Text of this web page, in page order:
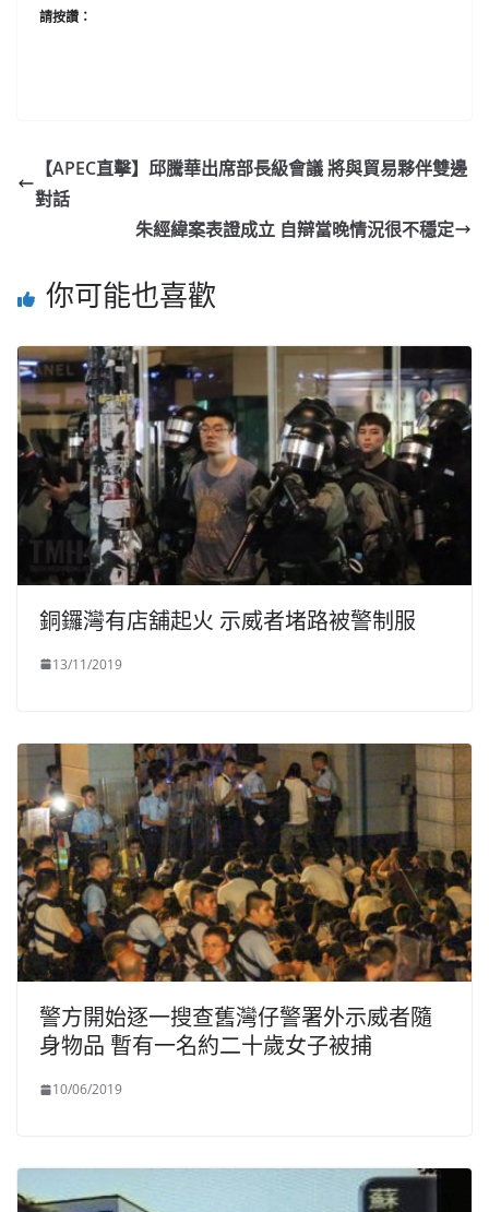
請按讚：
【APEC直擊】邱騰華出席部長級會議 將與貿易夥伴雙邊
對話
朱經緯案表證成立 自辯當晚情況很不穩定
你可能也喜歡
銅鑼灣有店舖起火 示威者堵路被警制服
13/11/2019
警方開始逐一搜查舊灣仔警署外示威者隨
身物品 暫有一名約二十歲女子被捕
10/06/2019